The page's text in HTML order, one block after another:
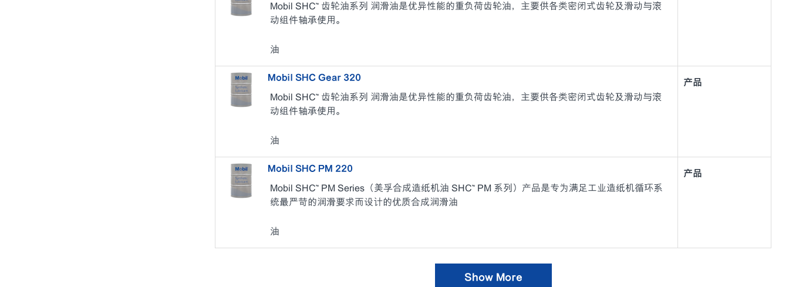
Mobil SHC™ 齿轮油系列 润滑油是优异性能的重负荷齿轮油，主要供各类密闭式齿轮及滑动与滚
动组件轴承使用。
油
Mobil SHC Gear 320
Mobil SHC™ 齿轮油系列 润滑油是优异性能的重负荷齿轮油，主要供各类密闭式齿轮及滑动与滚
动组件轴承使用。
油
产品
Mobil SHC PM 220
Mobil SHC™ PM Series（美孚合成造纸机油 SHC™ PM 系列）产品是专为满足工业造纸机循环系
统最严苛的润滑要求而设计的优质合成润滑油
油
产品
Show More